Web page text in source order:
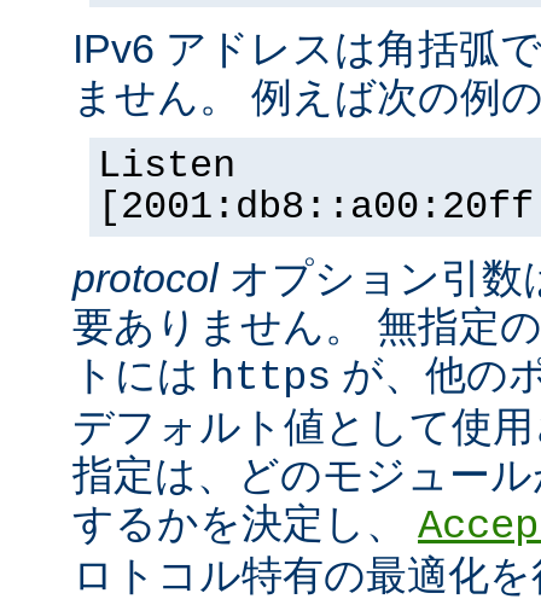
IPv6 アドレスは角括弧
ません。 例えば次の例
Listen
protocolオプション引数
要ありません。 無指定
トには https が、他の
デフォルト値として使
指定は、どのモジュー
するかを決定し、
ロトコル特有の最適化